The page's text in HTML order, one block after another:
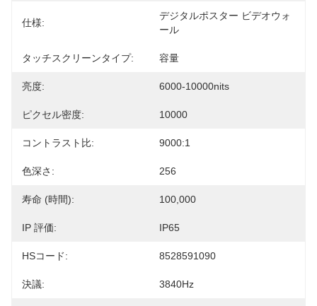
仕様:
デジタルポスター ビデオウォ
ール
タッチスクリーンタイプ: 容量
亮度: 6000-10000nits
ピクセル密度: 10000
コントラスト比: 9000:1
色深さ: 256
寿命 (時間): 100,000
IP 評価: IP65
HSコード: 8528591090
決議: 3840Hz